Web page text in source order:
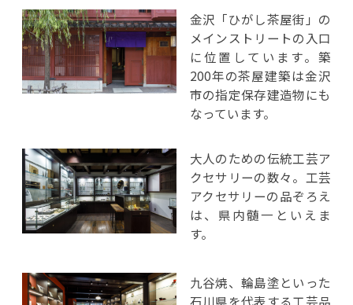
金沢「ひがし茶屋街」の
メインストリートの入口
に位置しています。築
200年の茶屋建築は金沢
市の指定保存建造物にも
なっています。
大人のための伝統工芸ア
クセサリーの数々。工芸
アクセサリーの品ぞろえ
は、県内髄一といえま
す。
九谷焼、輪島塗といった
石川県を代表する工芸品